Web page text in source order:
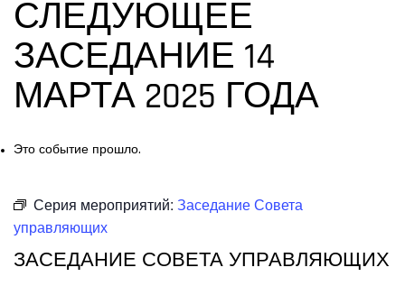
СЛЕДУЮЩЕЕ
ЗАСЕДАНИЕ 14
МАРТА 2025 ГОДА
Это событие прошло.
Серия мероприятий: Заседание Совета
управляющих
ЗАСЕДАНИЕ СОВЕТА УПРАВЛЯЮЩИХ